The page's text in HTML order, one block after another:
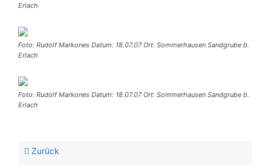
Erlach
Foto: Rudolf Markones Datum: 18.07.07 Ort: Sommerhausen Sandgrube b.
Erlach
Foto: Rudolf Markones Datum: 18.07.07 Ort: Sommerhausen Sandgrube b.
Erlach
Zurück